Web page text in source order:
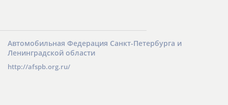
Автомобильная Федерация Санкт-Петербурга и
Ленинградской области
http://afspb.org.ru/